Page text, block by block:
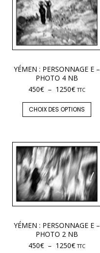
YÉMEN : PERSONNAGE E –
PHOTO 4 NB
450€ – 1250€ TTC
CHOIX DES OPTIONS
YÉMEN : PERSONNAGE E –
PHOTO 2 NB
450€ – 1250€ TTC